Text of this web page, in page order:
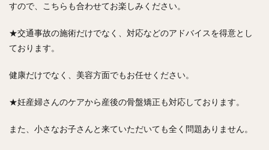
すので、こちらも合わせてお楽しみください。
★交通事故の施術だけでなく、対応などのアドバイスを得意とし
ております。
健康だけでなく、美容方面でもお任せください。
★妊産婦さんのケアから産後の骨盤矯正も対応しております。
また、小さなお子さんと来ていただいても全く問題ありません。